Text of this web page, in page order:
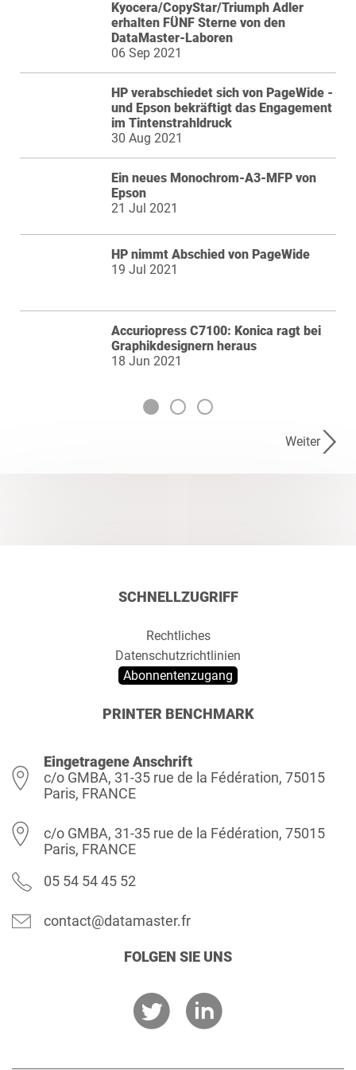
Kyocera/CopyStar/Triumph Adler
erhalten FÜNF Sterne von den
DataMaster-Laboren
06 Sep 2021
HP verabschiedet sich von PageWide -
und Epson bekräftigt das Engagement
im Tintenstrahldruck
30 Aug 2021
Ein neues Monochrom-A3-MFP von
Epson
21 Jul 2021
HP nimmt Abschied von PageWide
19 Jul 2021
Accuriopress C7100: Konica ragt bei
Graphikdesignern heraus
18 Jun 2021
Weiter
SCHNELLZUGRIFF
Rechtliches
Datenschutzrichtlinien
Abonnentenzugang
PRINTER BENCHMARK
Eingetragene Anschrift
c/o GMBA, 31-35 rue de la Fédération, 75015
Paris, FRANCE
c/o GMBA, 31-35 rue de la Fédération, 75015
Paris, FRANCE
05 54 54 45 52
contact@datamaster.fr
FOLGEN SIE UNS